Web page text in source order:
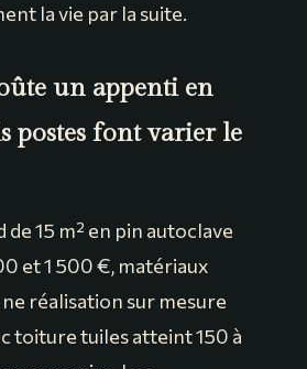
la vie par la suite.
un appenti en
postes font varier le
15 m² en pin autoclave
et 1 500 €, matériaux
réalisation sur mesure
toiture tuiles atteint 150 à